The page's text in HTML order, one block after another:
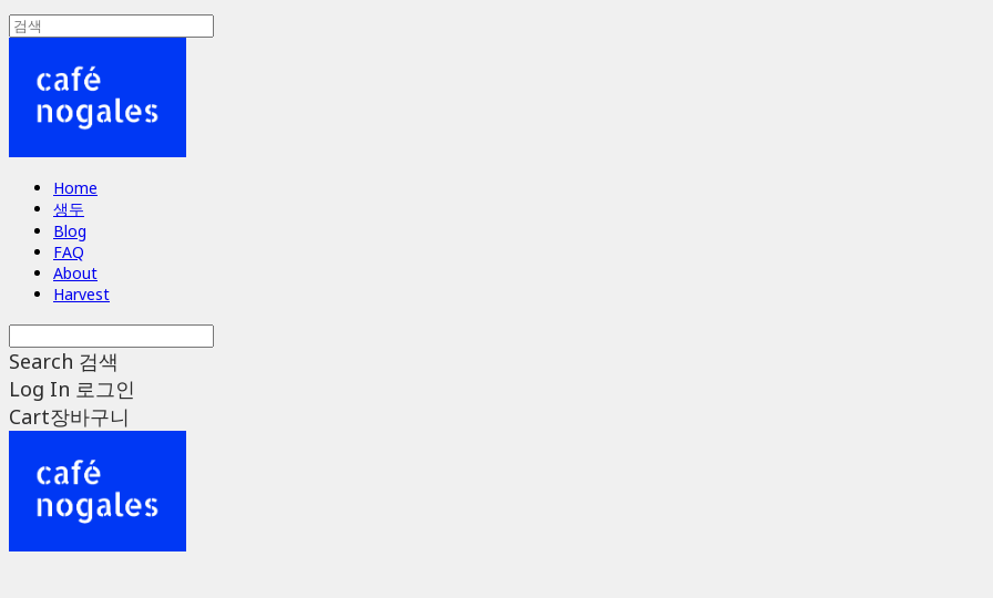
Home
생두
Blog
FAQ
About
Harvest
Search 검색
Log In 로그인
Cart장바구니